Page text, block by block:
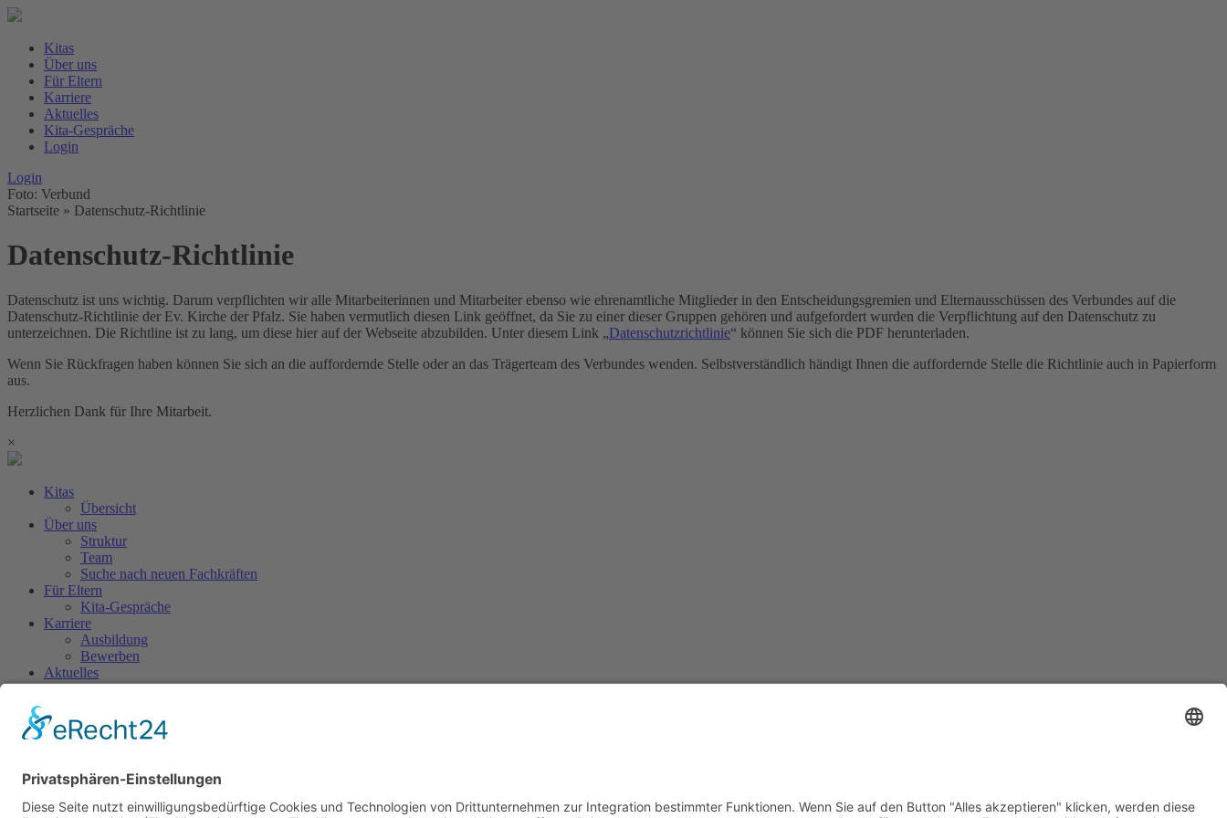
Kitas
Über uns
Für Eltern
Karriere
Aktuelles
Kita-Gespräche
Login
Login
Foto: Verbund
Startseite » Datenschutz-Richtlinie
Datenschutz-Richtlinie
Datenschutz ist uns wichtig. Darum verpflichten wir alle Mitarbeiterinnen und Mitarbeiter ebenso wie ehrenamtliche Mitglieder in den Entscheidungsgremien und Elternausschüssen des Verbundes auf die
Datenschutz-Richtlinie der Ev. Kirche der Pfalz. Sie haben vermutlich diesen Link geöffnet, da Sie zu einer dieser Gruppen gehören und aufgefordert wurden die Verpflichtung auf den Datenschutz zu
unterzeichnen. Die Richtline ist zu lang, um diese hier auf der Webseite abzubilden. Unter diesem Link „Datenschutzrichtlinie“ können Sie sich die PDF herunterladen.
Wenn Sie Rückfragen haben können Sie sich an die auffordernde Stelle oder an das Trägerteam des Verbundes wenden. Selbstverständlich händigt Ihnen die auffordernde Stelle die Richtlinie auch in Papierform
aus.
Herzlichen Dank für Ihre Mitarbeit.
×
Kitas
Übersicht
Über uns
Struktur
Team
Suche nach neuen Fachkräften
Für Eltern
Kita-Gespräche
Karriere
Ausbildung
Bewerben
Aktuelles
Presse
Copyright © 2023 |
Impressum |